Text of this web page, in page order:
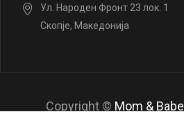
Ул. Народен Фронт 23 лок. 1
Скопје, Македонија
Copyright © Mom & Babe